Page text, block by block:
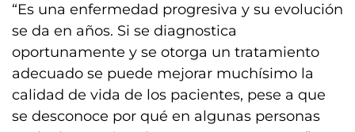
“Es una enfermedad progresiva y su evolución
se da en años. Si se diagnostica
oportunamente y se otorga un tratamiento
adecuado se puede mejorar muchísimo la
calidad de vida de los pacientes, pese a que
se desconoce por qué en algunas personas